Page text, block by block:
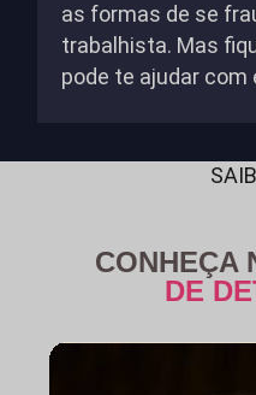
as formas de se
trabalhista. Mas
pode te ajudar
CONHEÇA
DE